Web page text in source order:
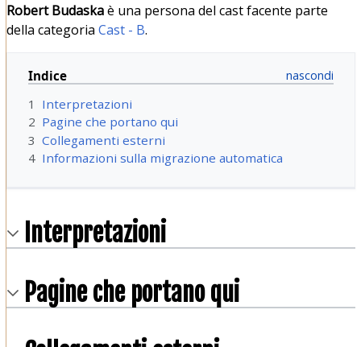
Robert Budaskaè una persona del cast facente parte
della categoria Cast - B.
Indice
1
Interpretazioni
2 Pagine che portano qui
3 Collegamenti esterni
4 Informazioni sulla migrazione automatica
Interpretazioni
Pagine che portano qui